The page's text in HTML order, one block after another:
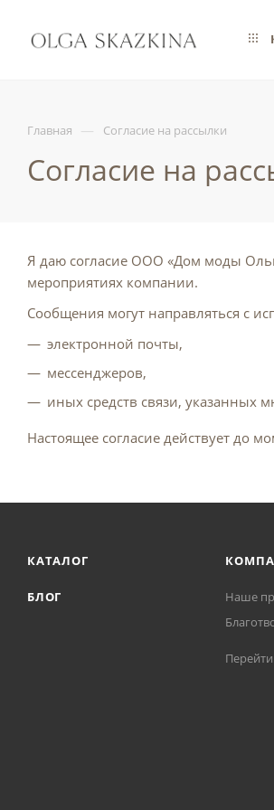
Главная — Согласие на рассылки
Согласие на
Я даю согласие ООО «Дом моды
мероприятиях компании.
Сообщения могут направляться с
электронной почты,
мессенджеров,
иных средств связи, указанных
Настоящее согласие действует до
КАТАЛОГ
БЛОГ
Наше